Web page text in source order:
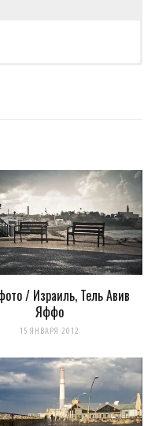
/ Израиль, Тель Авив
Яффо
15 ЯНВАРЯ 2012